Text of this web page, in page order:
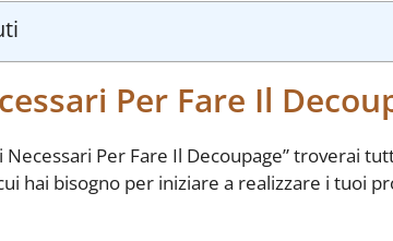
Per Fare Il
Necessari Per Fare Il Decoupage” troverai
hai bisogno per iniziare a realizzare i tuoi